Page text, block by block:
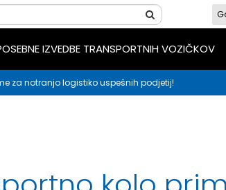
IZVEDBE TRANSPORTNIH VOZIČKOV
za notranjo logistiko uspešnih podjetij!